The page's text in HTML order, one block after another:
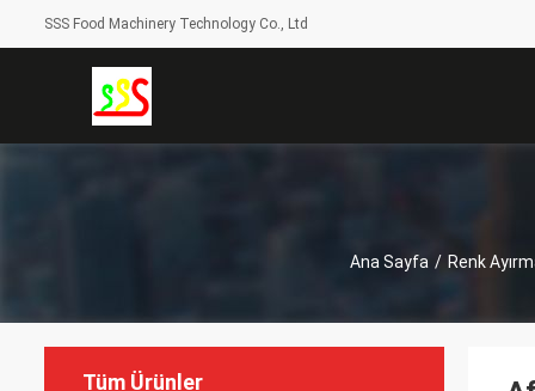
SSS Food Machinery Technology Co., Ltd
Ana Sayfa / Renk
Tüm Ürünler